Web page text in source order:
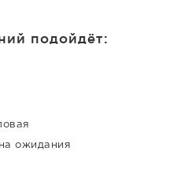
подойдёт:
ожидания